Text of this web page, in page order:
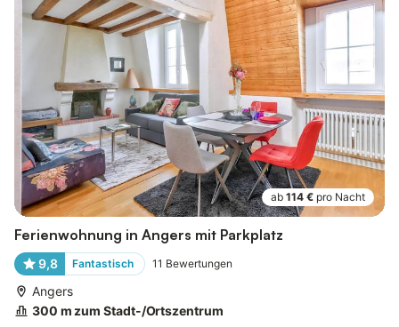
ab 114 € pro Nacht
Ferienwohnung in Angers mit Parkplatz
9,8 Fantastisch 11 Bewertungen
Angers
300 m zum Stadt-/Ortszentrum